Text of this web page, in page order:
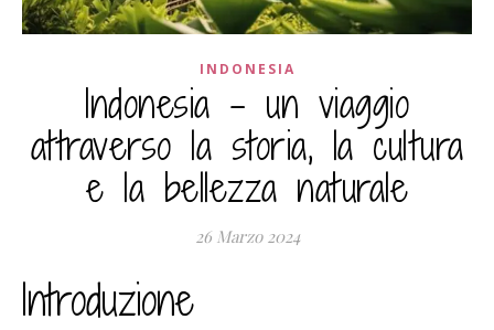
INDONESIA
Indonesia – un viaggio
attraverso la storia, la cultura
e la bellezza naturale
26 Marzo 2024
Introduzione